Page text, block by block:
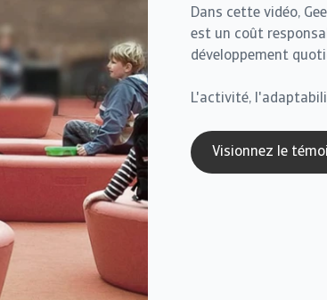
Dans cette vidéo,
est un coût
développement
L'activité,
Visionnez le